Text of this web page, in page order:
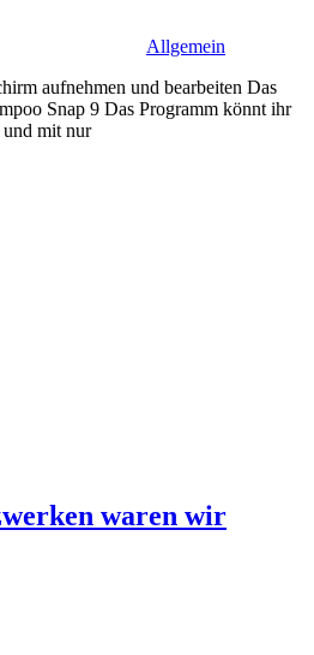
Allgemein
aufnehmen und bearbeiten Das
Snap 9 Das Programm könnt ihr
und mit nur
waren wir